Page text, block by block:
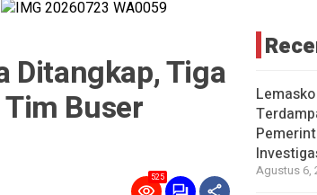
Ditangkap, Tiga
Buser
525 Agustus 6,